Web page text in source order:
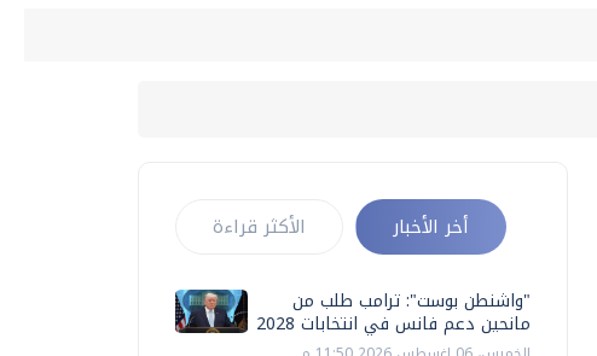
أخر الأخبار الأكثر قراءة
"واشنطن بوست": ترامب طلب من
مانحين دعم فانس في انتخابات 2028